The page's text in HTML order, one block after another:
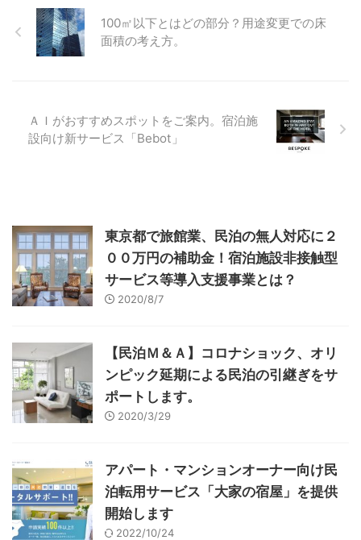
100㎡以下とはどの部分？用途変更での床
面積の考え方。
ＡＩがおすすめスポットをご案内。宿泊施
設向け新サービス「Bebot」
東京都で旅館業、民泊の無人対応に２
００万円の補助金！宿泊施設非接触型
サービス等導入支援事業とは？
2020/8/7
【民泊Ｍ＆Ａ】コロナショック、オリ
ンピック延期による民泊の引継ぎをサ
ポートします。
2020/3/29
アパート・マンションオーナー向け民
泊転用サービス「大家の宿屋」を提供
開始します
2022/10/24